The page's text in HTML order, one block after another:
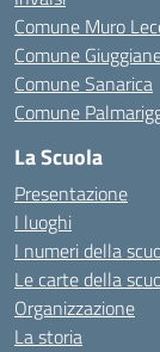
Comune Muro
Comune
Comune Sanarica
Comune
La Scuola
Presentazione
I luoghi
I numeri della
Le carte della
Organizzazione
La storia